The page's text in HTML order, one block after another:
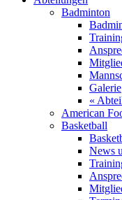
Badminton
Galerie
«
American
Basketball
News